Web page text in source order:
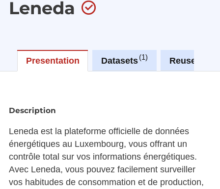
Leneda
Presentation Datasets 1 Reuses
Description
Leneda est la plateforme officielle de données
énergétiques au Luxembourg, vous offrant un
contrôle total sur vos informations énergétiques.
Avec Leneda, vous pouvez facilement surveiller
vos habitudes de consommation et de production,